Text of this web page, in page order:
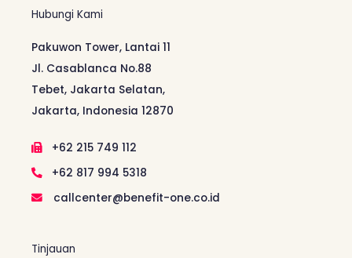
Hubungi Kami
Pakuwon Tower, Lantai 11
Jl. Casablanca No.88
Tebet, Jakarta Selatan,
Jakarta, Indonesia 12870
+62 215 749 112
+62 817 994 5318
callcenter@benefit-one.co.id
Tinjauan